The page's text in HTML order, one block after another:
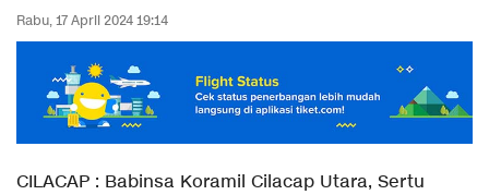
Rabu, 17 April 2024 19:14
CILACAP : Babinsa Koramil Cilacap Utara, Sertu